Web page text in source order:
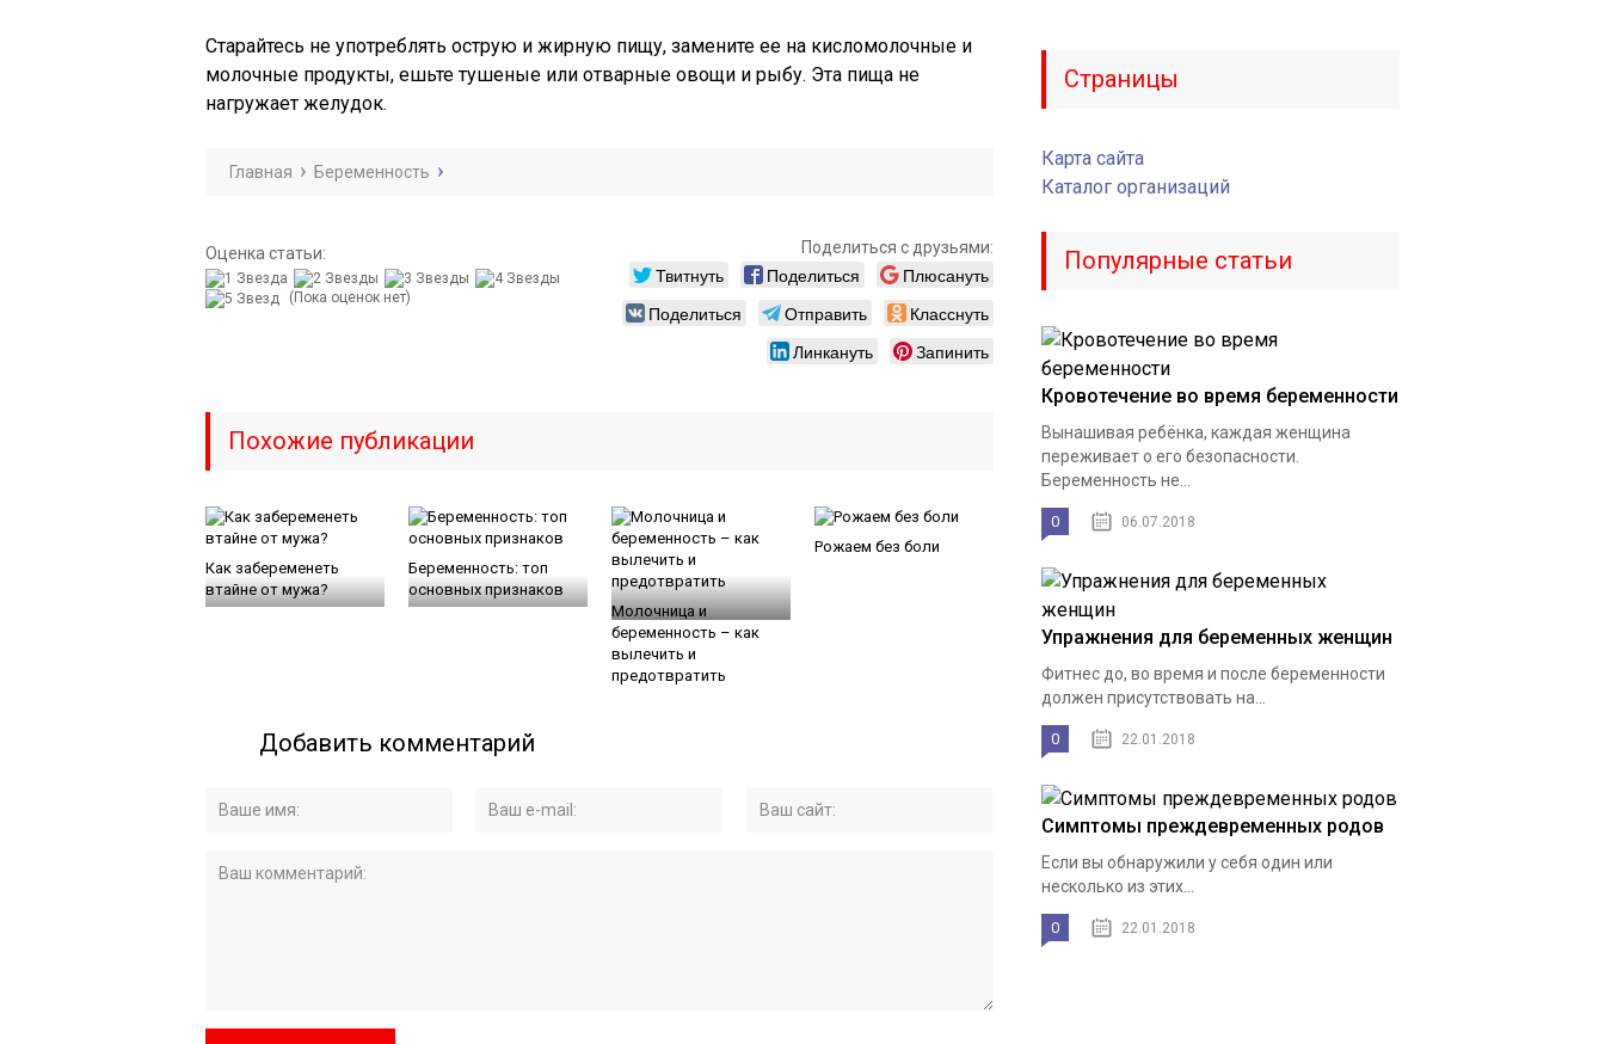
Старайтесь не употреблять острую и жирную пищу, замените ее на кисломолочные и
молочные продукты, ешьте тушеные или отварные овощи и рыбу. Эта пища не
нагружает желудок.
Главная Беременность
Оценка статьи:
(Пока оценок нет)
Поделиться с друзьями:
Твитнуть Поделиться
Плюсануть
Поделиться
Отправить
Класснуть
Линкануть
Запинить
Похожие публикации
Как забеременеть
втайне от мужа?
Беременность: топ
основных признаков
Молочница и
беременность – как
вылечить и
предотвратить
Рожаем без боли
Добавить комментарий
Страницы
Карта сайта
Каталог организаций
Популярные статьи
Кровотечение во время беременности
Вынашивая ребёнка, каждая женщина
переживает о его безопасности.
Беременность не...
0 06.07.2018
Упражнения для беременных женщин
Фитнес до, во время и после беременности
должен присутствовать на...
0 22.01.2018
Симптомы преждевременных родов
Если вы обнаружили у себя один или
несколько из этих...
0 22.01.2018